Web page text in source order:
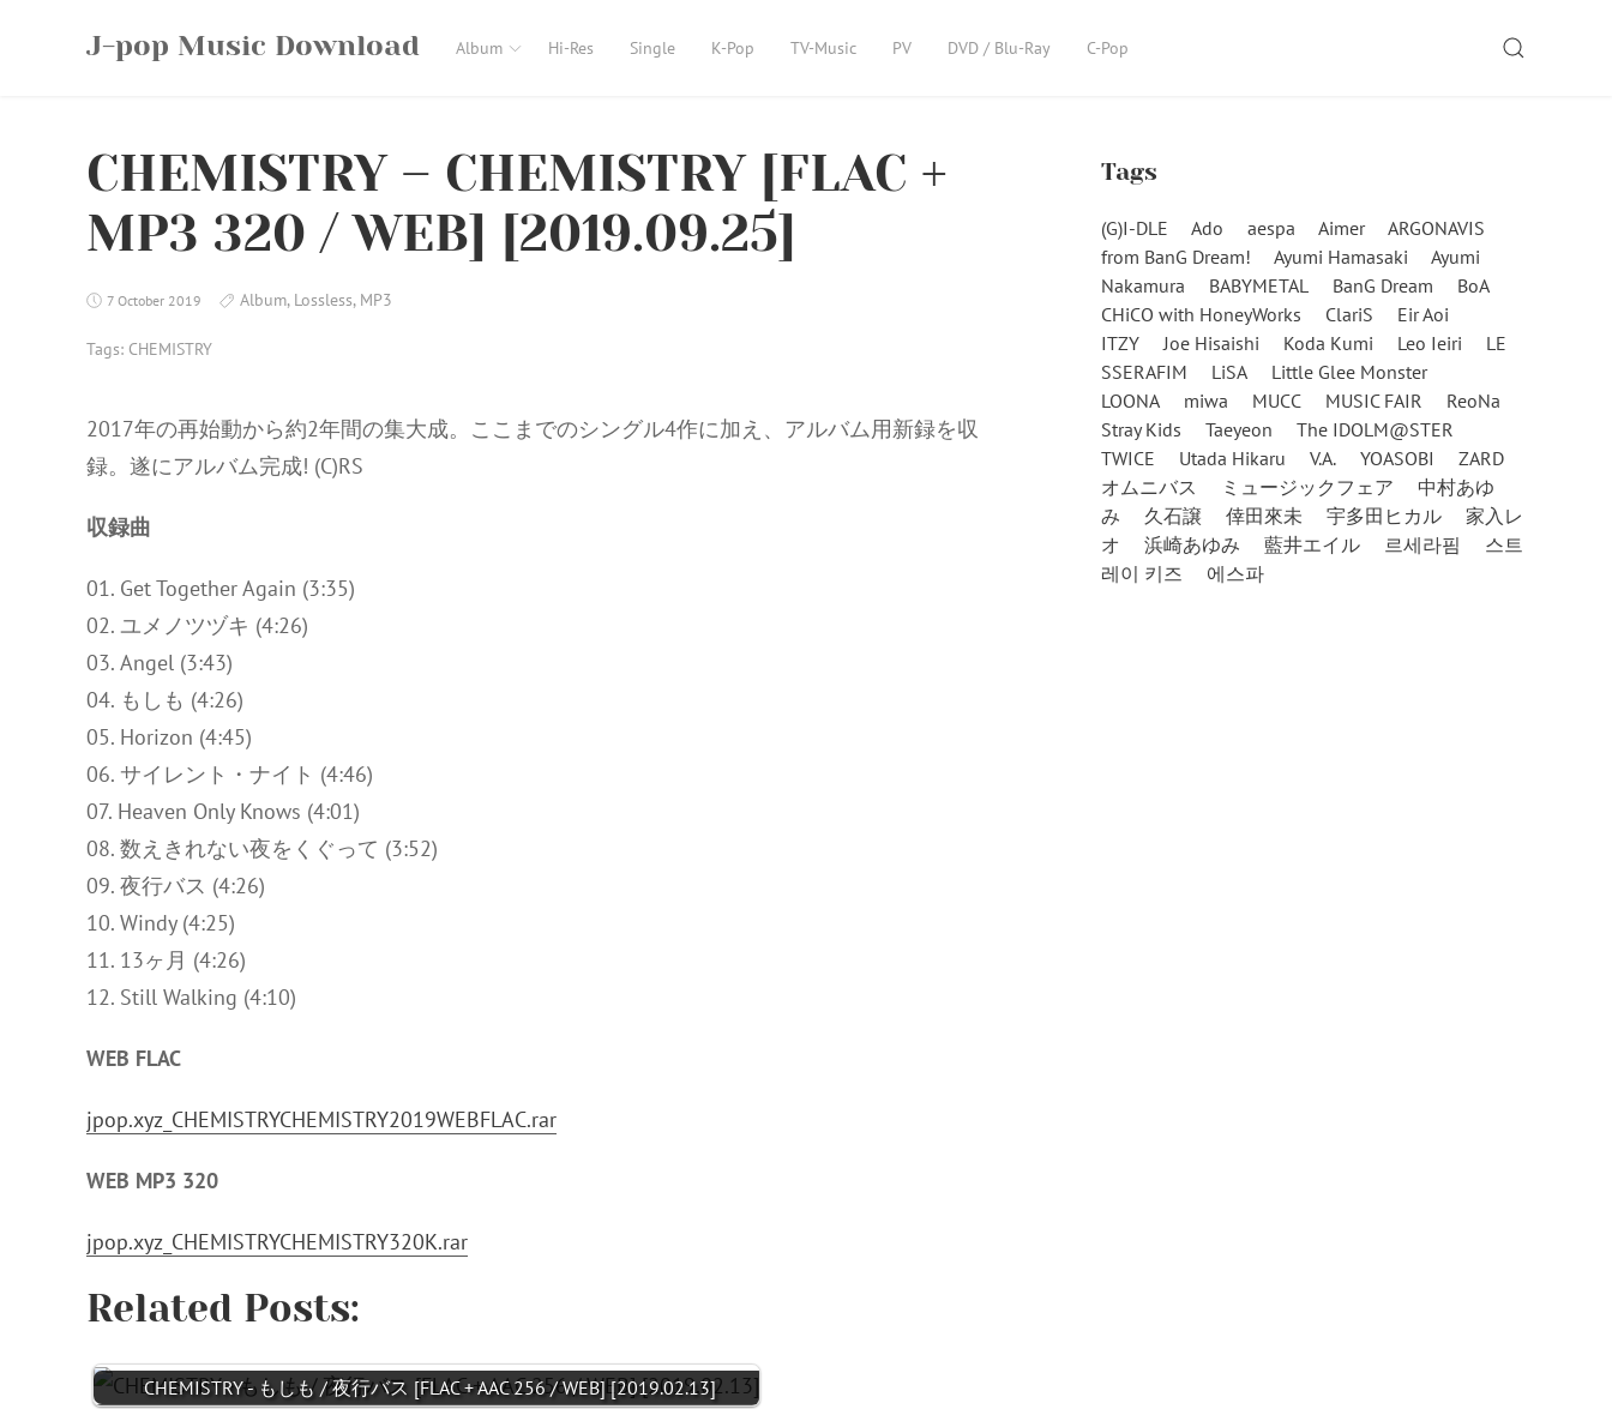
J-pop Music Download Album Hi-Res Single K-Pop TV-Music PV DVD / Blu-Ray C-Pop SEARCH
CHEMISTRY – CHEMISTRY [FLAC +
MP3 320 / WEB] [2019.09.25]
7 October 2019 Album, Lossless, MP3
Tags: CHEMISTRY
2017年の再始動から約2年間の集大成。ここまでのシングル4作に加え、アルバム用新録を収
録。遂にアルバム完成! (C)RS
収録曲
01. Get Together Again (3:35)
02. ユメノツヅキ (4:26)
03. Angel (3:43)
04. もしも (4:26)
05. Horizon (4:45)
06. サイレント・ナイト (4:46)
07. Heaven Only Knows (4:01)
08. 数えきれない夜をくぐって (3:52)
09. 夜行バス (4:26)
10. Windy (4:25)
11. 13ヶ月 (4:26)
12. Still Walking (4:10)
WEB FLAC
jpop.xyz_CHEMISTRYCHEMISTRY2019WEBFLAC.rar
WEB MP3 320
jpop.xyz_CHEMISTRYCHEMISTRY320K.rar
Related Posts:
CHEMISTRY - もしも / 夜行バス [FLAC + AAC 256 / WEB] [2019.02.13]
Tags
(G)I-DLE Ado aespa Aimer
ARGONAVIS
from BanG Dream!
Ayumi Hamasaki
Ayumi
Nakamura
BABYMETAL BanG Dream
BoA
CHiCO with HoneyWorks
ClariS
Eir Aoi
ITZY
Joe Hisaishi Koda Kumi Leo Ieiri
LE
SSERAFIM
LiSA
Little Glee Monster
LOONA
miwa MUCC MUSIC FAIR
ReoNa
Stray Kids
Taeyeon
The IDOLM@STER
TWICE
Utada Hikaru V.A. YOASOBI
ZARD
オムニバス
ミュージックフェア
中村あゆ
み
久石譲 倖田來未 宇多田ヒカル
家入レ
オ
浜崎あゆみ 藍井エイル 르세라핌
스트
레이 키즈
에스파